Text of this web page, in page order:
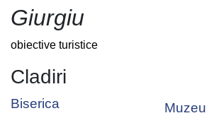
Giurgiu
obiective turistice
Cladiri
Biserica
Muzeu